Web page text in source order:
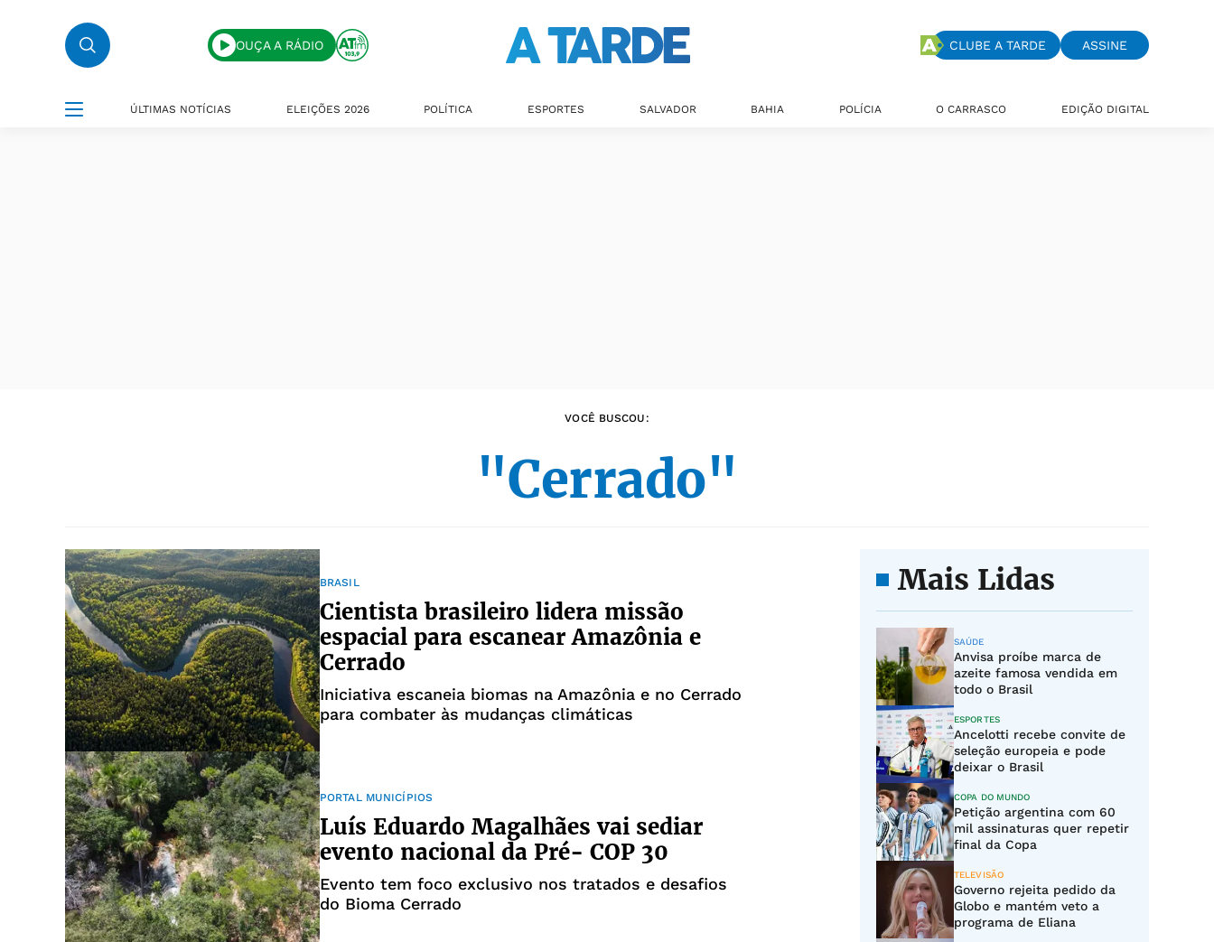
OUÇA A RÁDIO CLUBE A TARDE ASSINE
ÚLTIMAS NOTÍCIAS ELEIÇÕES 2026 POLÍTICA ESPORTES SALVADOR BAHIA POLÍCIA O CARRASCO EDIÇÃO DIGITAL
VOCÊ BUSCOU:
"Cerrado"
BRASIL
Cientista brasileiro lidera missão
espacial para escanear Amazônia e
Cerrado
Iniciativa escaneia biomas na Amazônia e no Cerrado
para combater às mudanças climáticas
PORTAL MUNICÍPIOS
Luís Eduardo Magalhães vai sediar
evento nacional da Pré- COP 30
Evento tem foco exclusivo nos tratados e desafios
do Bioma Cerrado
Mais Lidas
SAÚDE
Anvisa proíbe marca de
azeite famosa vendida em
todo o Brasil
ESPORTES
Ancelotti recebe convite de
seleção europeia e pode
deixar o Brasil
COPA DO MUNDO
Petição argentina com 60
mil assinaturas quer repetir
final da Copa
TELEVISÃO
Governo rejeita pedido da
Globo e mantém veto a
programa de Eliana